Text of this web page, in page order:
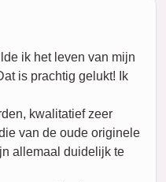
ik het leven van mijn
is prachtig gelukt! Ik
kwalitatief zeer
van de oude originele
allemaal duidelijk te